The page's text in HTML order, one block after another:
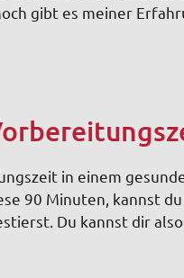
gibt es meiner
in einem
90 Minuten, kannst
Du kannst dir